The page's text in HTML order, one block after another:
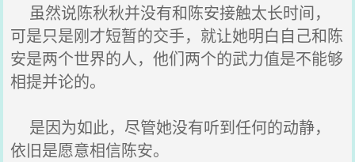
虽然说陈秋秋并没有和陈安接触太长时间，
可是只是刚才短暂的交手，就让她明白自己和陈
安是两个世界的人，他们两个的武力值是不能够
相提并论的。
是因为如此，尽管她没有听到任何的动静，
依旧是愿意相信陈安。